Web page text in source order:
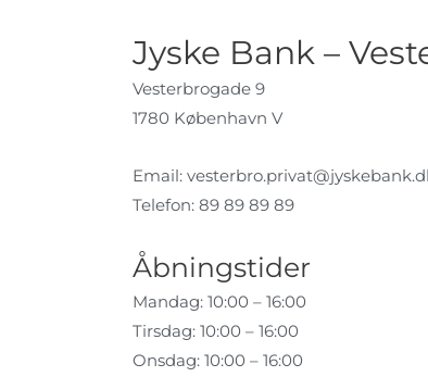
Jyske Bank –
Vesterbrogade 9
1780 København V
Email:
Telefon: 89 89 89 89
Åbningstider
Mandag: 10:00 – 16:00
Tirsdag: 10:00 – 16:00
Onsdag: 10:00 – 16:00